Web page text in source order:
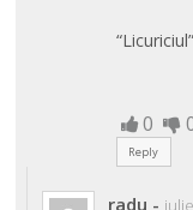
0
Reply
radu -